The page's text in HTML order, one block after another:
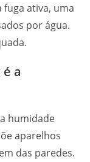
ativa, uma
por água.
a
humidade
aparelhos
das paredes.